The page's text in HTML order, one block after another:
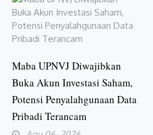
Maba UPNVJ Diwajibkan
Buka Akun Investasi Saham,
Potensi Penyalahgunaan Data
Pribadi Terancam